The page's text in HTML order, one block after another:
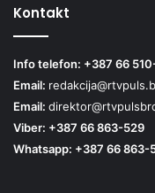
Kontakt
Info telefon: +387 66
Email:
Email:
Viber: +387 66 863-529
Whatsapp: +387 66 863-